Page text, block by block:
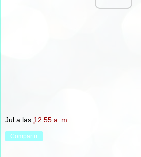
Jul a las 12:55 a. m.
Compartir